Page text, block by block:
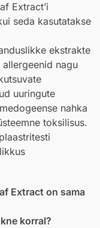
Extract’i
seda kasutatakse
ekstrakte
nagu
uuringute
nahka
toksilisus.
Extract on sama
korral?